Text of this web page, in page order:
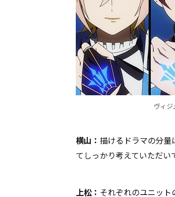
ヴィ
横山： 描けるドラマの分量
てしっかり考えていただい
上松： それぞれのユニッ